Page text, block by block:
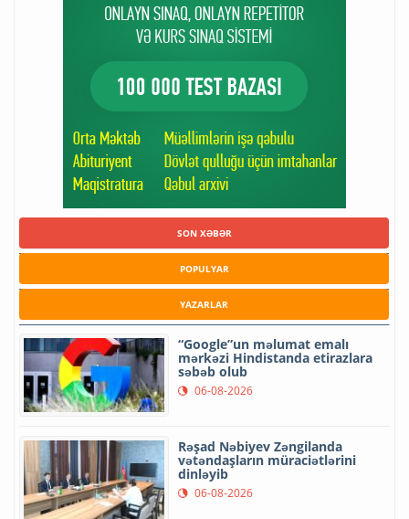
SON XƏBƏR
POPULYAR
YAZARLAR
“Google”un məlumat emalı
mərkəzi Hindistanda etirazlara
səbəb olub
06-08-2026
Rəşad Nəbiyev Zəngilanda
vətəndaşların müraciətlərini
dinləyib
06-08-2026